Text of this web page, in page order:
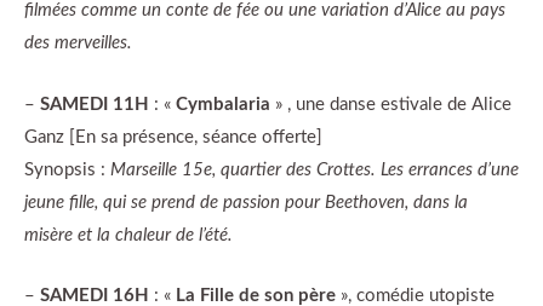
fil­mées comme un conte de fée ou une varia­tion d’Alice au pays
des merveilles.
– SAMEDI 11H : « Cymbalaria » , une danse estivale de Alice
Ganz [En sa présence, séance offerte]
Synopsis : Marseille 15e, quartier des Crottes. Les errances d’une
jeune fille, qui se prend de passion pour Beethoven, dans la
misère et la chaleur de l’été.
– SAMEDI 16H : « La Fille de son père », comédie utopiste